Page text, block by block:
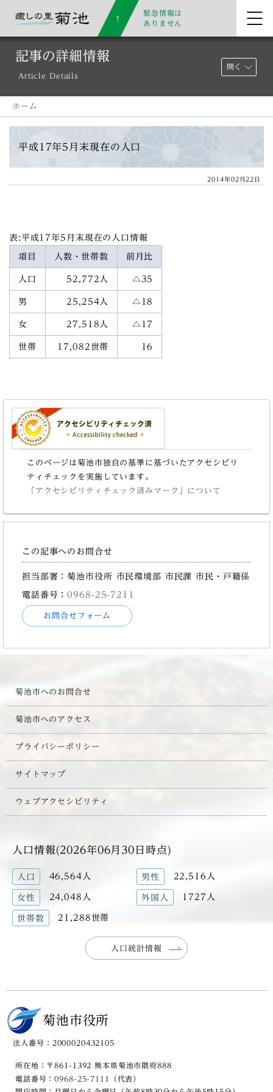
緊急情報は
ありません
記事の詳細情報
Article Details
開く
ホーム
平成17年5月末現在の人口
2014年02月22日
表:平成17年5月末現在の人口情報
項目 人数・世帯数 前月比
人口 52,772人 △35
男 25,254人 △18
女 27,518人 △17
世帯 17,082世帯 16
このページは菊池市独自の基準に基づいたアクセシビリ
ティチェックを実施しています。
「アクセシビリティチェック済みマーク」について
この記事へのお問合せ
担当部署：菊池市役所 市民環境部 市民課 市民・戸籍係
電話番号：0968-25-7211
お問合せフォーム
菊池市へのお問合せ
菊池市へのアクセス
プライバシーポリシー
サイトマップ
ウェブアクセシビリティ
人口情報(2026年06月30日時点)
人口 46,564人 男性 22,516人
女性 24,048人 外国人 1727人
世帯数 21,288世帯
人口統計情報
菊池市役所
法人番号：2000020432105
所在地：〒861-1392 熊本県菊池市隈府888
電話番号：0968-25-7111
（代表）